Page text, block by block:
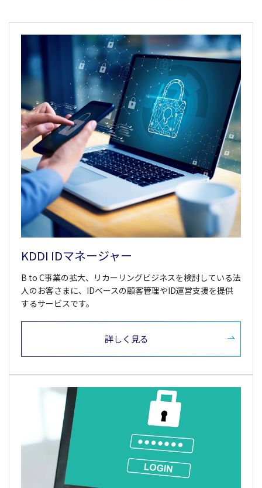
KDDI IDマネージャー
B to C事業の拡大、リカーリングビジネスを検討している法
人のお客さまに、IDベースの顧客管理やID運営支援を提供
するサービスです。
詳しく見る